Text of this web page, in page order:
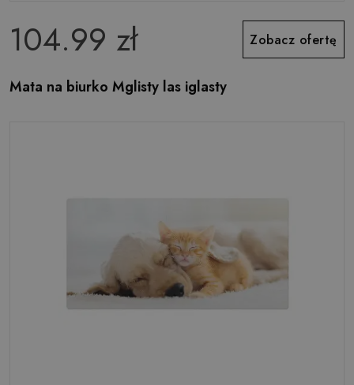
104.99 zł Zobacz ofertę
Mata na biurko Mglisty las iglasty